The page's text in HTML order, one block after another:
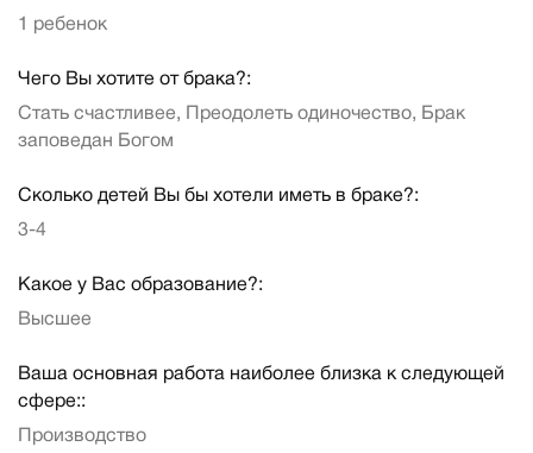
1 ребенок
Чего Вы хотите от брака?:
Стать счастливее, Преодолеть одиночество, Брак
заповедан Богом
Сколько детей Вы бы хотели иметь в браке?:
3-4
Какое у Вас образование?:
Высшее
Ваша основная работа наиболее близка к следующей
сфере::
Производство